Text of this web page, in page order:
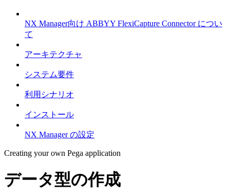
NX Manager向け ABBYY FlexiCapture Connector につい
て
アーキテクチャ
システム要件
利用シナリオ
インストール
NX Manager の設定
Creating your own Pega application
データ型の作成